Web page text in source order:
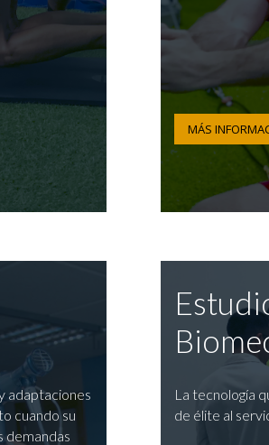
MÁS
adaptaciones
cuando su
demandas
La tecnología
de élite al